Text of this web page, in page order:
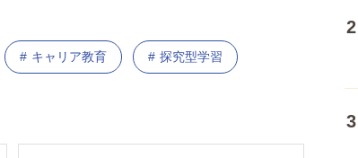
キャリア教育 探究型学習